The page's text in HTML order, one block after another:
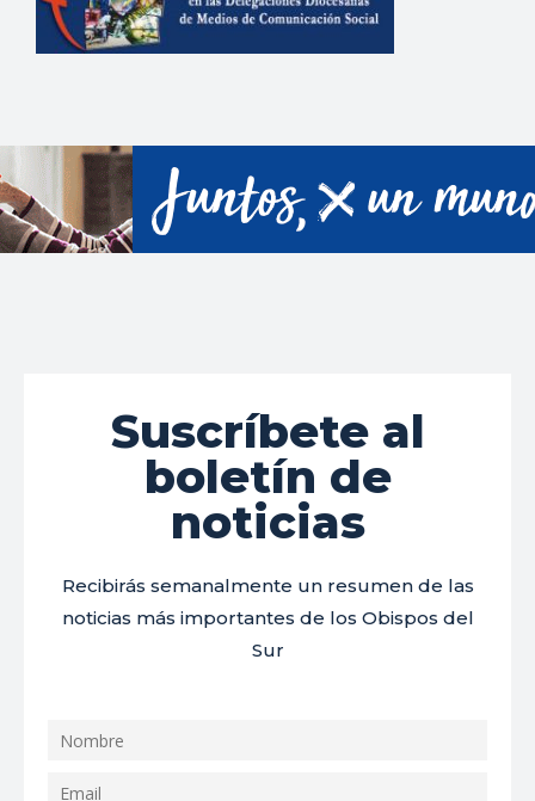
Suscríbete al
boletín de
noticias
Recibirás semanalmente un resumen de las
noticias más importantes de los Obispos del
Sur